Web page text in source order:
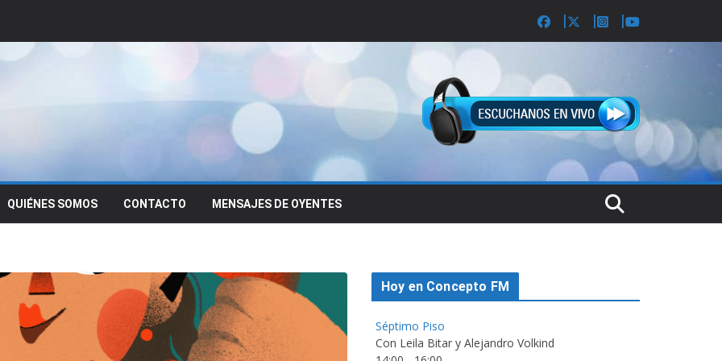
QUIÉNES SOMOS CONTACTO MENSAJES DE OYENTES
Hoy en Concepto FM
Séptimo Piso
Con Leila Bitar y Alejandro Volkind